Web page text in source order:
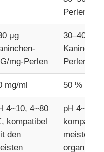
Perlen
μg
mg-Perlen
30–40 mg
Perlen
mg/ml 50 % v/v
4~10, 4~80
kompatibel
den
pH 4~10,
meisten